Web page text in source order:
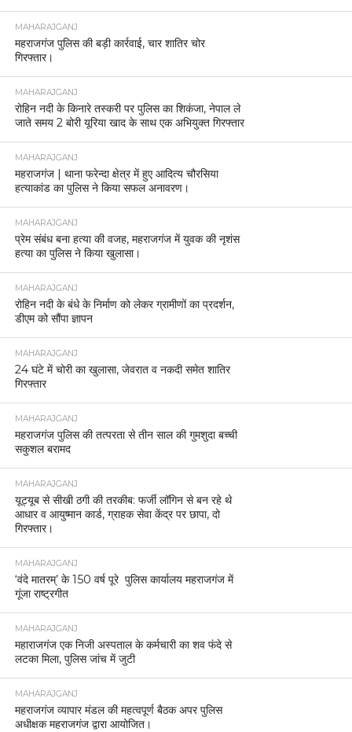
MAHARAJGANJ
महराजगंज पुलिस की बड़ी कार्रवाई, चार शातिर चोर
गिरफ्तार।
MAHARAJGANJ
रोहिन नदी के किनारे तस्करी पर पुलिस का शिकंजा, नेपाल ले
जाते समय 2 बोरी यूरिया खाद के साथ एक अभियुक्त गिरफ्तार
MAHARAJGANJ
महराजगंज | थाना फरेन्दा क्षेत्र में हुए आदित्य चौरसिया
हत्याकांड का पुलिस ने किया सफल अनावरण।
MAHARAJGANJ
प्रेम संबंध बना हत्या की वजह, महराजगंज में युवक की नृशंस
हत्या का पुलिस ने किया खुलासा।
MAHARAJGANJ
रोहिन नदी के बंधे के निर्माण को लेकर ग्रामीणों का प्रदर्शन,
डीएम को सौंपा ज्ञापन
MAHARAJGANJ
24 घंटे में चोरी का खुलासा, जेवरात व नकदी समेत शातिर
गिरफ्तार
MAHARAJGANJ
महराजगंज पुलिस की तत्परता से तीन साल की गुमशुदा बच्ची
सकुशल बरामद
MAHARAJGANJ
यूट्यूब से सीखी ठगी की तरकीब: फर्जी लॉगिन से बन रहे थे
आधार व आयुष्मान कार्ड, ग्राहक सेवा केंद्र पर छापा, दो
गिरफ्तार।
MAHARAJGANJ
‘वंदे मातरम्’ के 150 वर्ष पूरे पुलिस कार्यालय महराजगंज में
गूंजा राष्ट्रगीत
MAHARAJGANJ
महाराजगंज एक निजी अस्पताल के कर्मचारी का शव फंदे से
लटका मिला, पुलिस जांच में जुटी
MAHARAJGANJ
महराजगंज व्यापार मंडल की महत्वपूर्ण बैठक अपर पुलिस
अधीक्षक महराजगंज द्वारा आयोजित।